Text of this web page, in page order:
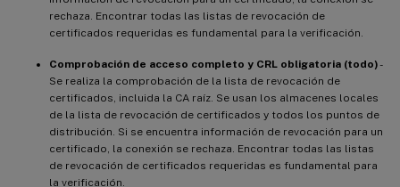
rechaza. Encontrar todas las listas de revocación de
certificados requeridas es fundamental para la verificación.
Comprobación de acceso completo y CRL obligatoria (todo)-
Se realiza la comprobación de la lista de revocación de
certificados, incluida la CA raíz. Se usan los almacenes locales
de la lista de revocación de certificados y todos los puntos de
distribución. Si se encuentra información de revocación para un
certificado, la conexión se rechaza. Encontrar todas las listas
de revocación de certificados requeridas es fundamental para
la verificación.